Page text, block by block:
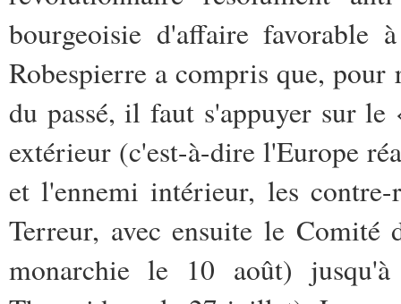
bourgeoisie d'affaire favorable
Robespierre a compris que,
du passé, il faut s'appuyer sur
extérieur (c'est-à-dire l'Europe
et l'ennemi intérieur, les
Terreur, avec ensuite le­
monarchie le 10 août)